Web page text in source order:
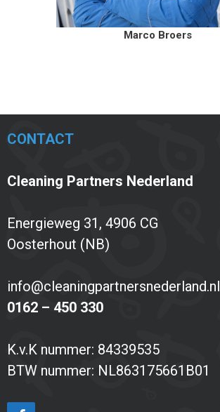
Marco Broers
CONTACT
Cleaning Partners Nederland
Energieweg 31, 4906 CG
Oosterhout (NB)
info@cleaningpartnersnederland.nl
0162 – 450 330
K.v.K nummer: 84339535
BTW nummer: NL863175661B01